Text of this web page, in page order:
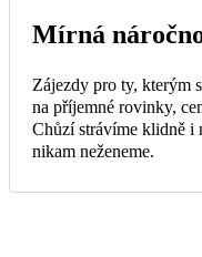
Mírná
Zájezdy pro ty, kterým
na příjemné rovinky,
Chůzí strávíme klidně i
nikam neženeme.